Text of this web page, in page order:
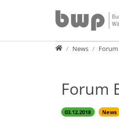
PresseNews
Forum
03.12.2018 News